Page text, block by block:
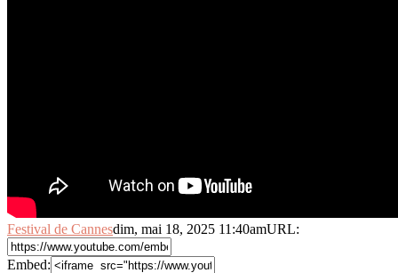
Festival de Cannesdim, mai 18, 2025 11:40amURL:
Embed: